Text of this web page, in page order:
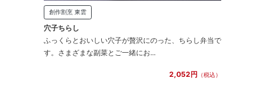
創作割烹 東雲
穴子ちらし
ふっくらとおいしい穴子が贅沢にのった、ちらし弁当で
す。さまざまな副菜とご一緒にお...
2,052円 （税込）